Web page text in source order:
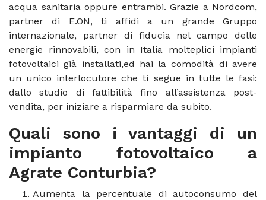
acqua sanitaria oppure entrambi. Grazie a Nordcom,
partner di E.ON, ti affidi a un grande Gruppo
internazionale, partner di fiducia nel campo delle
energie rinnovabili, con in Italia molteplici impianti
fotovoltaici già installati,ed hai la comodità di avere
un unico interlocutore che ti segue in tutte le fasi:
dallo studio di fattibilità fino all’assistenza post-
vendita, per iniziare a risparmiare da subito.
Quali sono i vantaggi di un
impianto fotovoltaico a
Agrate Conturbia?
Aumenta la percentuale di autoconsumo del